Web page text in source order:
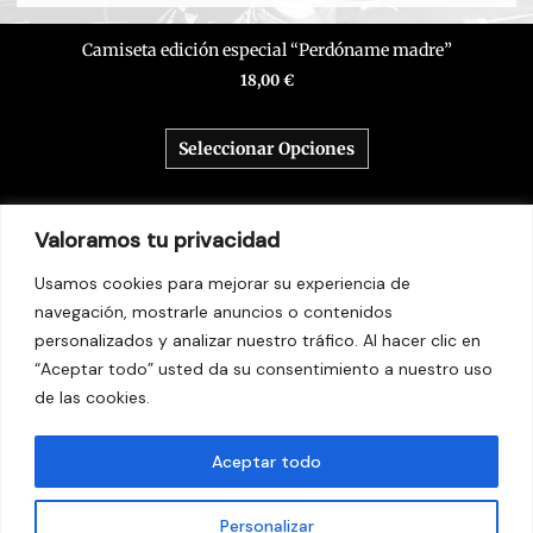
Valoramos tu privacidad
Usamos cookies para mejorar su experiencia de
navegación, mostrarle anuncios o contenidos
personalizados y analizar nuestro tráfico. Al hacer clic en
“Aceptar todo” usted da su consentimiento a nuestro uso
de las cookies.
Personalizar
Aceptar todo
Camiseta edición especial “Perdóname madre”
18,00 €
Seleccionar Opciones
Aviso legal
Política de Privacidad
Política de Cookies